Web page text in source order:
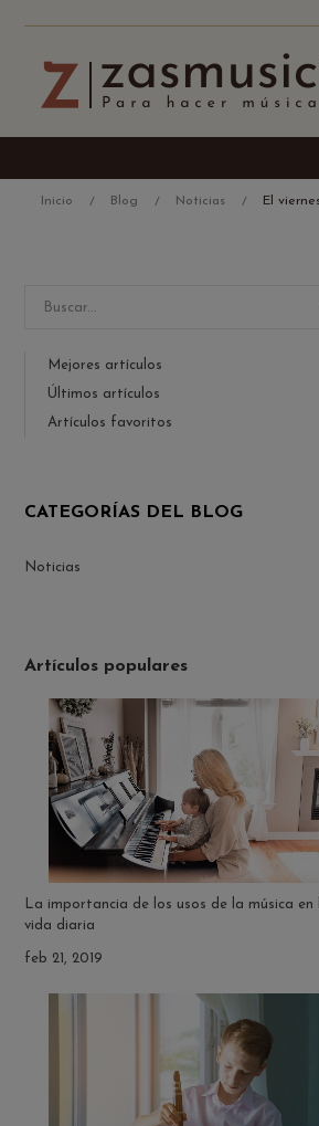
Inicio Blog Noticias El
Mejores artículos
Últimos artículos
Artículos favoritos
CATEGORÍAS DEL BLOG
Noticias
Artículos populares
La importancia de los usos de la música en
vida diaria
feb 21, 2019